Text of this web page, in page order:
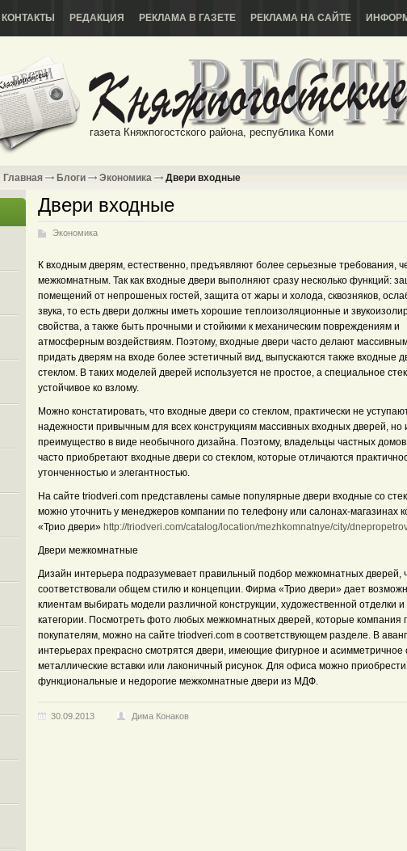
КОНТАКТЫ РЕДАКЦИЯ РЕКЛАМА В ГАЗЕТЕ РЕКЛАМА НА САЙТЕ
газета Княжпогостского района, республика Коми
Главная Блоги Экономика Двери входные
Двери входные
Экономика
К входным дверям, естественно, предъявляют более серьезные требования,
межкомнатным. Так как входные двери выполняют сразу несколько функций:
помещений от непрошеных гостей, защита от жары и холода, сквозняков,
звука, то есть двери должны иметь хорошие теплоизоляционные и
свойства, а также быть прочными и стойкими к механическим повреждениям и
атмосферным воздействиям. Поэтому, входные двери часто делают
придать дверям на входе более эстетичный вид, выпускаются также входные
стеклом. В таких моделей дверей используется не простое, а специальное
устойчивое ко взлому.
Можно констатировать, что входные двери со стеклом, практически не
надежности привычным для всех конструкциям массивных входных дверей, но
преимущество в виде необычного дизайна. Поэтому, владельцы частных домов
часто приобретают входные двери со стеклом, которые отличаются
утонченностью и элегантностью.
На сайте triodveri.com представлены самые популярные двери входные со
можно уточнить у менеджеров компании по телефону или салонах-магазинах
«Трио двери» http://triodveri.com/catalog/location/mezhkomnatnye/city/
Двери межкомнатные
Дизайн интерьера подразумевает правильный подбор межкомнатных дверей,
соответствовали общем стилю и концепции. Фирма «Трио двери» дает
клиентам выбирать модели различной конструкции, художественной отделки и
категории. Посмотреть фото любых межкомнатных дверей, которые компания
покупателям, можно на сайте triodveri.com в соответствующем разделе. В
интерьерах прекрасно смотрятся двери, имеющие фигурное и асимметричное
металлические вставки или лаконичный рисунок. Для офиса можно приобрести
функциональные и недорогие межкомнатные двери из МДФ.
30.09.2013 Дима Конаков